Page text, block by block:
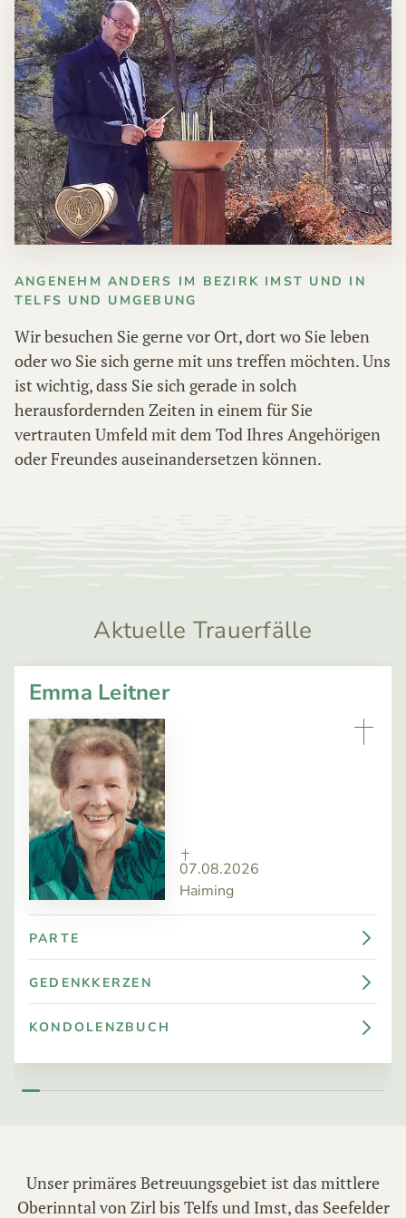
HOME
TRAUERFÄLLE
ÜBER
UNS
ANGEBOT
KONTAKT
ANGENEHM ANDERS IM BEZIRK IMST UND IN
TELFS UND UMGEBUNG
Wir besuchen Sie gerne vor Ort, dort wo Sie leben
oder wo Sie sich gerne mit uns treffen möchten. Uns
ist wichtig, dass Sie sich gerade in solch
herausfordernden Zeiten in einem für Sie
vertrauten Umfeld mit dem Tod Ihres Angehörigen
oder Freundes auseinandersetzen können.
Aktuelle Trauerfälle
Emma Leitner
07.08.2026
Haiming
PARTE
GEDENKKERZEN
KONDOLENZBUCH
Unser primäres Betreuungsgebiet ist das mittlere
Oberinntal von Zirl bis Telfs und Imst, das Seefelder